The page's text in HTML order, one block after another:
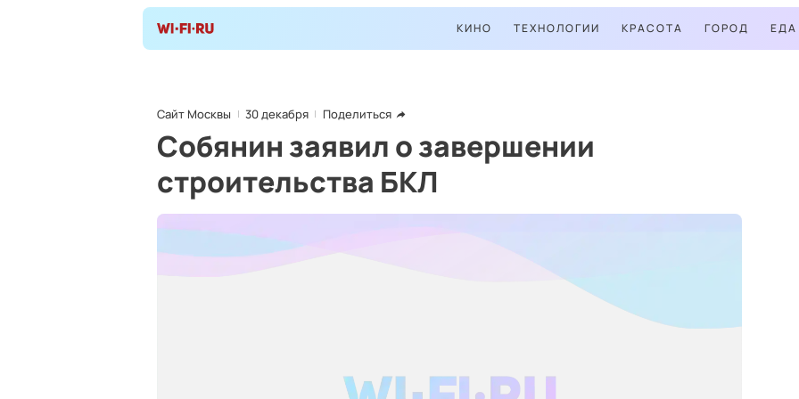
КИНО ТЕХНОЛОГИИ КРАСОТА ГОРОД ЕДА
Сайт Москвы 30 декабря Поделиться
Собянин заявил о завершении
строительства БКЛ